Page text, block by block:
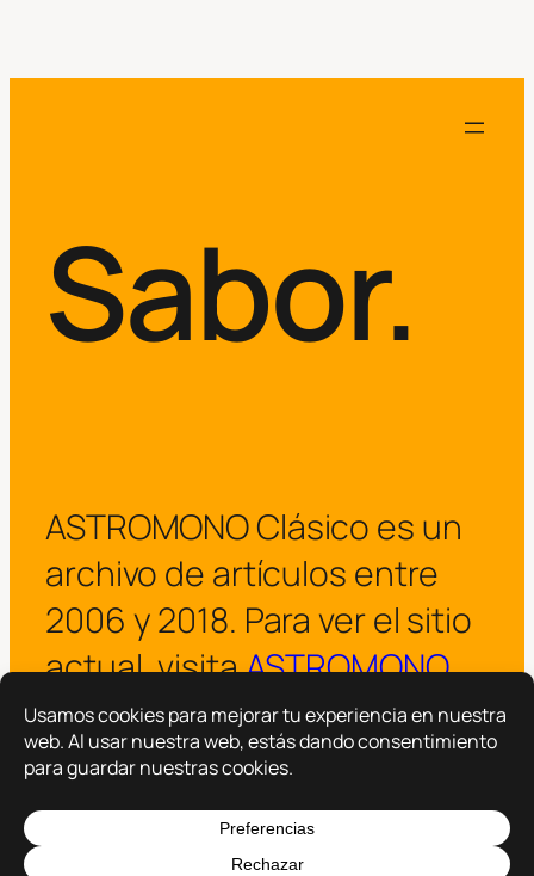
Sabor.
ASTROMONO Clásico es un
archivo de artículos entre
2006 y 2018. Para ver el sitio
actual, visitaASTROMONO.
¡Visitar ASTROMONO ya!
Copyright © 2025 –ASTROMONO Hazlo por familia.